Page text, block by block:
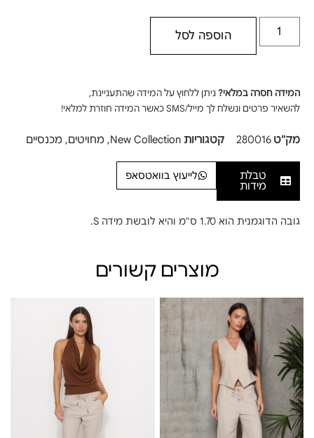
הוספה לסל
המידה חסרה במלאי?ניתן ללחוץ על המידה שהתעניינת,
להשאיר פרטים ונשלח לך מייל/SMS כאשר המידה חוזרת למלאי!
מק"ט280016 קטגוריות New Collection
, מחויטים, מכנסיים
טבלת
מידות
לייעוץ בוואטסאפ
גובה הדוגמנית הוא 1.70 ס"מ והיא לובשת מידה S.
מוצרים קשורים